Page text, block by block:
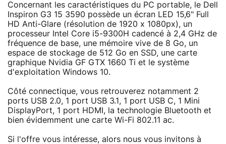
Concernant les caractéristiques du PC portable, le Dell
Inspiron G3 15 3590 possède un écran LED 15,6" Full
HD Anti-Glare (résolution de 1920 x 1080px), un
processeur Intel Core i5-9300H cadencé à 2,4 GHz de
fréquence de base, une mémoire vive de 8 Go, un
espace de stockage de 512 Go en SSD, une carte
graphique Nvidia GF GTX 1660 Ti et le système
d'exploitation Windows 10.
Côté connectique, vous retrouverez notamment 2
ports USB 2.0, 1 port USB 3.1, 1 port USB C, 1 Mini
DisplayPort, 1 port HDMI, la technologie Bluetooth et
bien évidemment une carte Wi-Fi 802.11 ac.
Si l'offre vous intéresse, alors nous vous invitons à